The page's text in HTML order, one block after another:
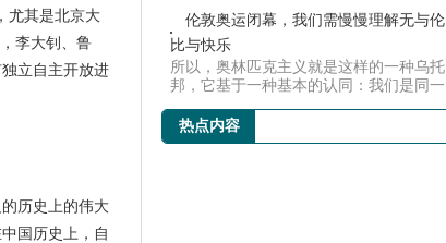
尤其是北京大
李大钊、鲁
立自主开放进
历史上的伟大
国历史上，自
识的基础...
伦敦奥运闭幕，我们需慢慢理解无与伦
比与快乐
所以，奥林匹克主义就是这样的一种乌托
邦，它基于一种基本的认同：我们是同一
热点内容